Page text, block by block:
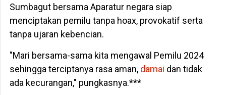
Sumbagut bersama Aparatur negara siap
menciptakan pemilu tanpa hoax, provokatif serta
tanpa ujaran kebencian.
"Mari bersama-sama kita mengawal Pemilu 2024
sehingga terciptanya rasa aman,damai dan tidak
ada kecurangan," pungkasnya.***